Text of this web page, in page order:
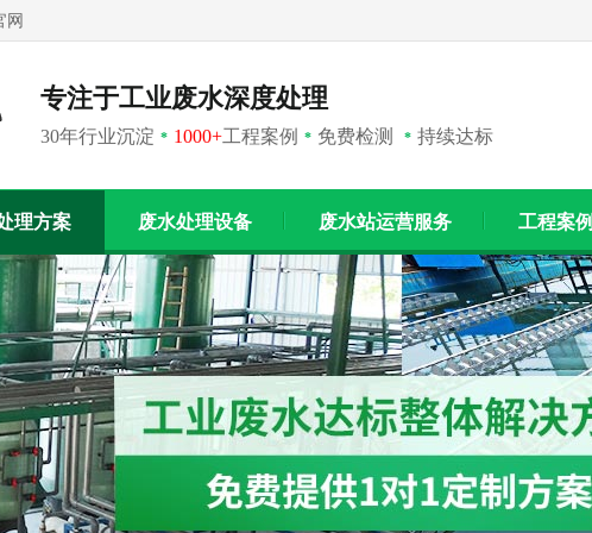
网
专注于工业废水深度处理
30年行业沉淀 * 1000+工程案例 * 免费检测 * 持续达标
理方案 废水处理设备 废水站运营服务 工程案例